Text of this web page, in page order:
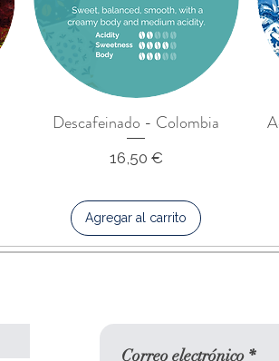
Descafeinado - Colombia
Precio
16,50 €
Agregar al carrito
Correo electrónico *